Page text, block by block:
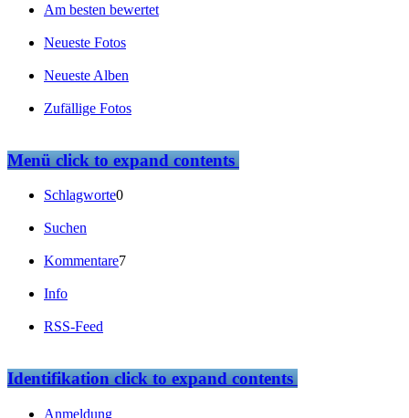
Am besten bewertet
Neueste Fotos
Neueste Alben
Zufällige Fotos
Menüclick to expand contents
Schlagworte0
Suchen
Kommentare7
Info
RSS-Feed
Identifikationclick to expand contents
Anmeldung